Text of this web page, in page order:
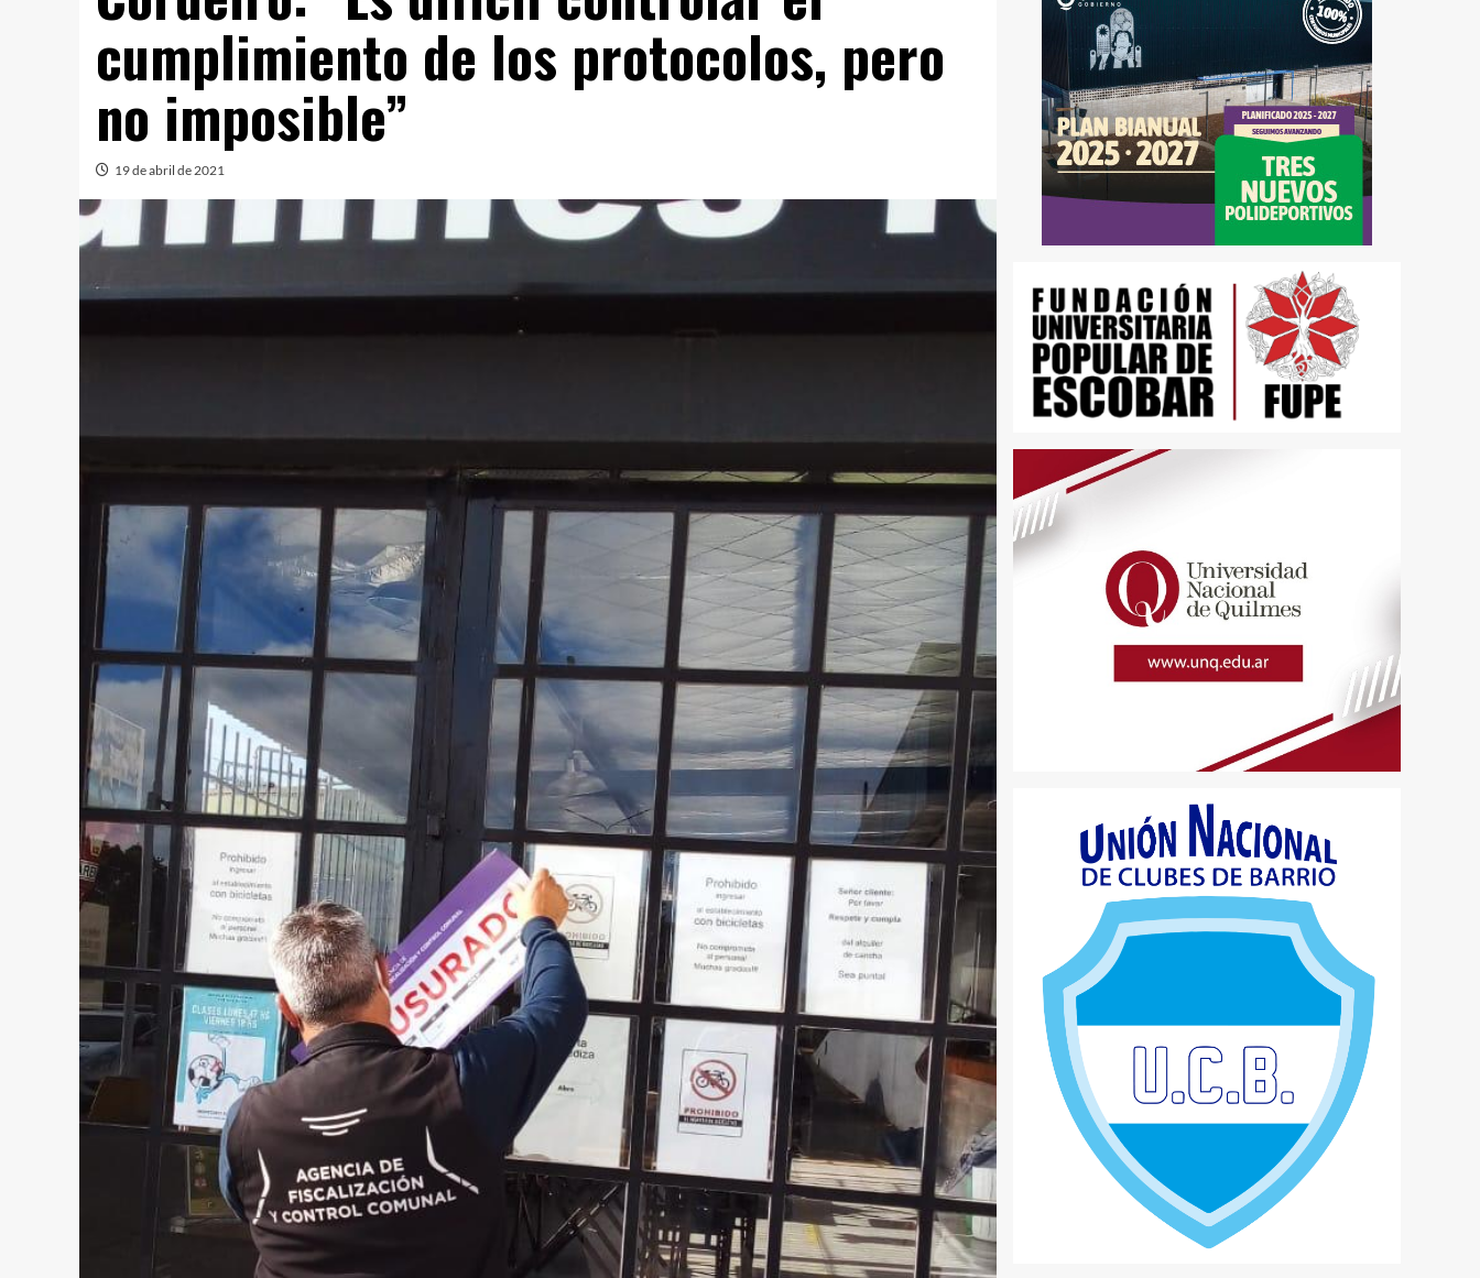
cumplimiento de los protocolos, pero
no imposible”
19 de abril de 2021